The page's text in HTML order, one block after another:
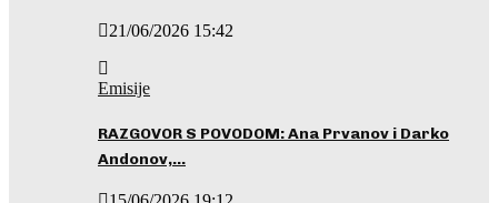
21/06/2026 15:42
Emisije
RAZGOVOR S POVODOM: Ana Prvanov i Darko
Andonov,…